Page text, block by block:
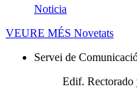
Noticia
VEURE MÉS Novetats
Servei de
Edif. Rectorado